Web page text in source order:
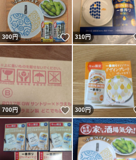
300円 いいね！
310円
700円 いいね！
300円